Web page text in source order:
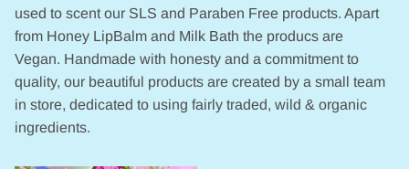
used to scent our SLS and Paraben Free products. Apart
from Honey LipBalm and Milk Bath the producs are
Vegan. Handmade with honesty and a commitment to
quality, our beautiful products are created by a small team
in store, dedicated to using fairly traded, wild & organic
ingredients.